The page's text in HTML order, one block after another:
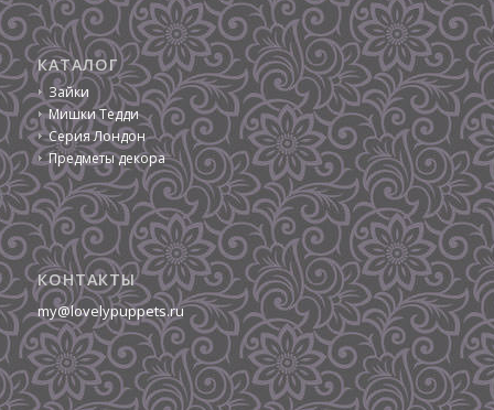
КАТАЛОГ
Зайки
Мишки Тедди
Серия Лондон
Предметы декора
КОНТАКТЫ
my@lovelypuppets.ru